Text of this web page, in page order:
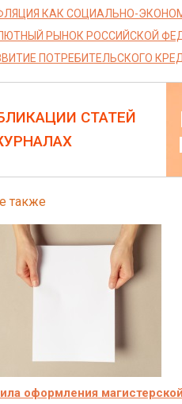
КАК СОЦИАЛЬНО-
РЫНОК РОССИЙСКОЙ
ПОТРЕБИТЕЛЬСКОГО
СТАТЕЙ
также
оформления магистерской